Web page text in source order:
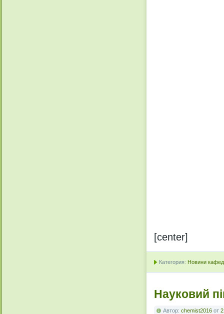
[center]
Категория: Новини
Науковий
Автор: chemist2016 от